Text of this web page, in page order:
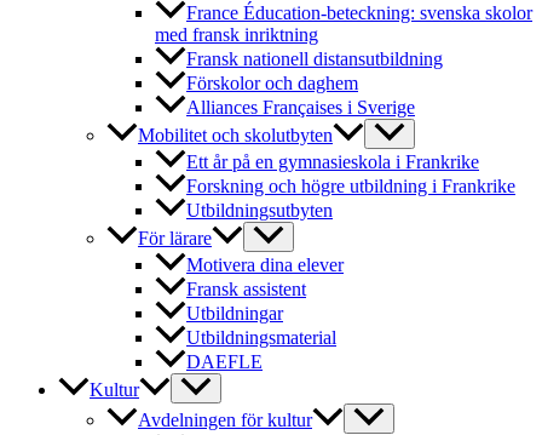
France Éducation-beteckning: svenska skolor
med fransk inriktning
Fransk nationell distansutbildning
Förskolor och daghem
Alliances Françaises i Sverige
Mobilitet och skolutbyten
Ett år på en gymnasieskola i Frankrike
Forskning och högre utbildning i Frankrike
Utbildningsutbyten
För lärare
Motivera dina elever
Fransk assistent
Utbildningar
Utbildningsmaterial
DAEFLE
Kultur
Avdelningen för kultur